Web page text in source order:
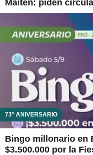
Maitén: piden
73° ANIVERSARIO
Bingo millonario en
$3.500.000 por la